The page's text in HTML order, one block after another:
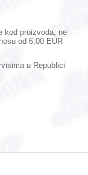
kod proizvoda, ne
od 6,00 EUR
u Republici